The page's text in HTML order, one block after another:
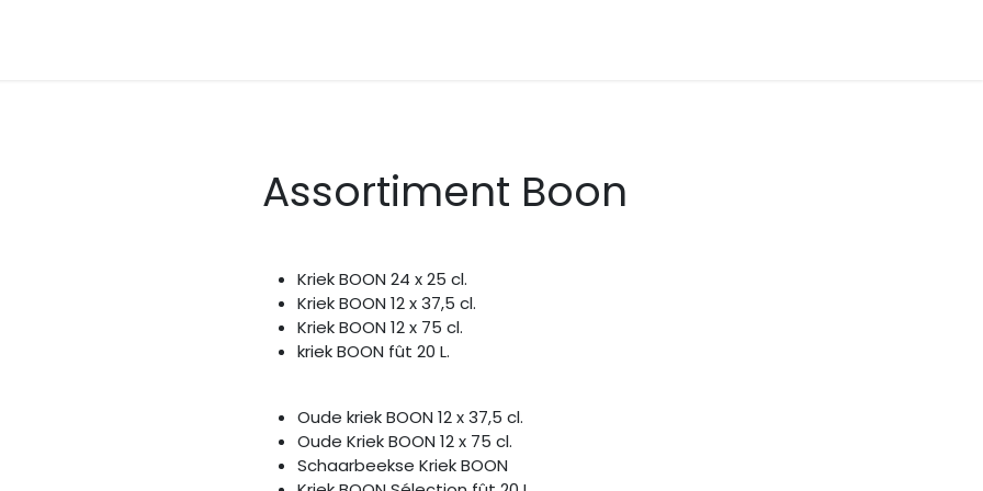
Assortiment Boon
Kriek BOON 24 x 25 cl.
Kriek BOON 12 x 37,5 cl.
Kriek BOON 12 x 75 cl.
kriek BOON fût 20 L.
Oude kriek BOON 12 x 37,5 cl.
Oude Kriek BOON 12 x 75 cl.
Schaarbeekse Kriek BOON